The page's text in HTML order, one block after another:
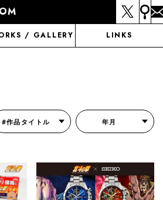
/ GALLERY LINKS
#作品タイトル 年月